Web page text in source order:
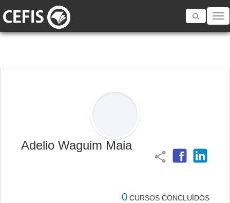
Toggle
Adelio Waguim Maia
share
0 CURSOS CONCLUÍDOS